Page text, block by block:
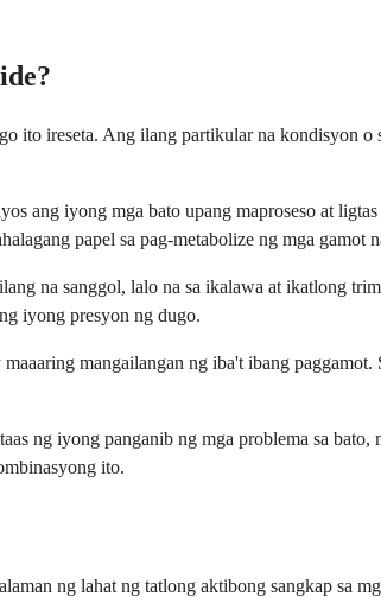
ito ireseta. Ang ilang partikular na kondisyon o
ang iyong mga bato upang maproseso at
papel sa pag-metabolize ng mga gamot
na sanggol, lalo na sa ikalawa at ikatlong
iyong presyon ng dugo.
mangailangan ng iba't ibang
ng iyong panganib ng mga problema sa bato,
ito.
ng lahat ng tatlong aktibong sangkap sa